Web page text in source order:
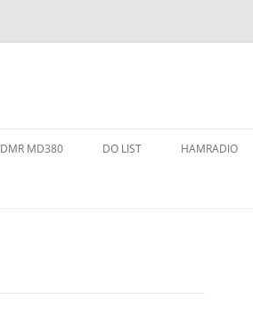
DMR MD380 DO LIST HAMRADIO